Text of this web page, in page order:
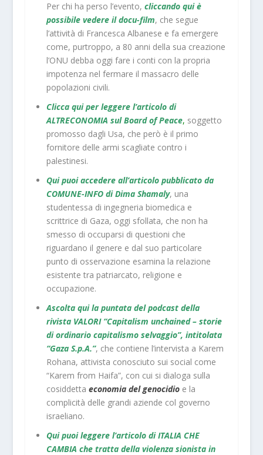
Per chi ha perso l’evento, cliccando qui è
possibile vedere il docu-film, che segue
l’attività di Francesca Albanese e fa emergere
come, purtroppo, a 80 anni della sua creazione
l’ONU debba oggi fare i conti con la propria
impotenza nel fermare il massacro delle
popolazioni civili.
Clicca qui per leggere l’articolo di
ALTRECONOMIA sul Board of Peace, soggetto
promosso dagli Usa, che però è il primo
fornitore delle armi scagliate contro i
palestinesi.
Qui puoi accedere all’articolo pubblicato da
COMUNE-INFO di Dima Shamaly, una
studentessa di ingegneria biomedica e
scrittrice di Gaza, oggi sfollata, che non ha
smesso di occuparsi di questioni che
riguardano il genere e dal suo particolare
punto di osservazione esamina la relazione
esistente tra patriarcato, religione e
occupazione.
Ascolta qui la puntata del podcast della
rivista VALORI “Capitalism unchained – storie
di ordinario capitalismo selvaggio”, intitolata
“Gaza S.p.A.”, che contiene l’intervista a Karem
Rohana, attivista conosciuto sui social come
“Karem from Haifa”, con cui si dialoga sulla
cosiddetta economia del genocidioe la
complicità delle grandi aziende col governo
israeliano.
Qui puoi leggere l’articolo di ITALIA CHE
CAMBIA che tratta della violenza sionista in